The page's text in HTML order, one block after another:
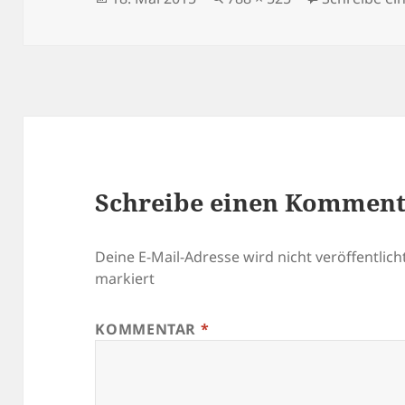
Schreibe einen
Deine E-Mail-Adresse wird nicht
markiert
KOMMENTAR *